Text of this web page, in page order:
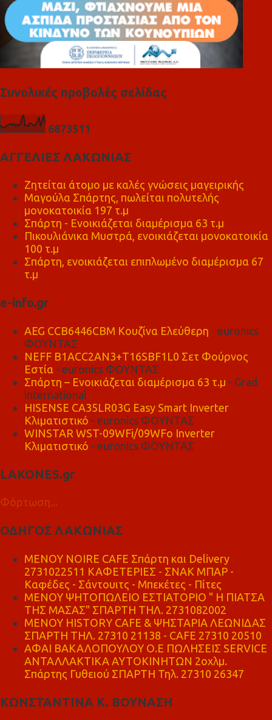
Συνολικές προβολές σελίδας
687351 1
ΑΓΓΕΛΙΕΣ ΛΑΚΩΝΙΑΣ
Ζητείται άτομο με καλές γνώσεις μαγειρικής
Μαγούλα Σπάρτης, πωλείται πολυτελής
μονοκατοικία 197 τ.μ
Σπάρτη - Ενοικιάζεται διαμέρισμα 63 τ.μ
Πικουλιάνικα Μυστρά, ενοικιάζεται μονοκατοικία
100 τ.μ
Σπάρτη, ενοικιάζεται επιπλωμένο διαμέρισμα 67
τ.μ
e-info.gr
AEG CCB6446CBM Κουζίνα Ελεύθερη - euronics
ΦΟΥΝΤΑΣ
NEFF B1ACC2AN3+T16SBF1L0 Σετ Φούρνος
Εστία - euronics ΦΟΥΝΤΑΣ
Σπάρτη – Ενοικιάζεται διαμέρισμα 63 τ.μ - Grad
international
HISENSE CA35LR03G Easy Smart Inverter
Κλιματιστικό - euronics ΦΟΥΝΤΑΣ
WINSTAR WST-09WFi/09WFo Inverter
Κλιματιστικό - euronics ΦΟΥΝΤΑΣ
LAKONES.gr
Φόρτωση...
ΟΔΗΓΟΣ ΛΑΚΩΝΙΑΣ
MENOY NOIRE CAFE Σπάρτη και Delivery
2731022511 ΚΑΦΕΤΕΡΙΕΣ - ΣΝΑΚ ΜΠΑΡ -
Καφέδες - Σάντουιτς - Μπεκέτες - Πίτες
ΜΕΝΟΥ ΨΗΤΟΠΩΛΕΙΟ ΕΣΤΙΑΤΟΡΙΟ " Η ΠΙΑΤΣΑ
ΤΗΣ ΜΑΣΑΣ" ΣΠΑΡΤΗ ΤΗΛ. 2731082002
ΜΕΝΟΥ HISTORY CAFE & ΨΗΣΤΑΡΙΑ ΛΕΩΝΙΔΑΣ
ΣΠΑΡΤΗ ΤΗΛ. 27310 21138 - CAFE 27310 20510
ΑΦΑΙ ΒΑΚΑΛΟΠΟΥΛΟΥ Ο.Ε ΠΩΛΗΣΕΙΣ SERVICE
ΑΝΤΑΛΛΑΚΤΙΚΑ ΑΥΤΟΚΙΝΗΤΩΝ 2οχλμ.
Σπάρτης Γυθειού ΣΠΑΡΤΗ Τηλ. 27310 26347
ΚΩΝΣΤΑΝΤΙΝΑ Κ. ΒΟΥΝΑΣΗ